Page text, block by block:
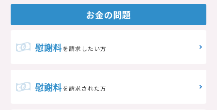
お金の問題
慰謝料を請求したい方
慰謝料を請求された方